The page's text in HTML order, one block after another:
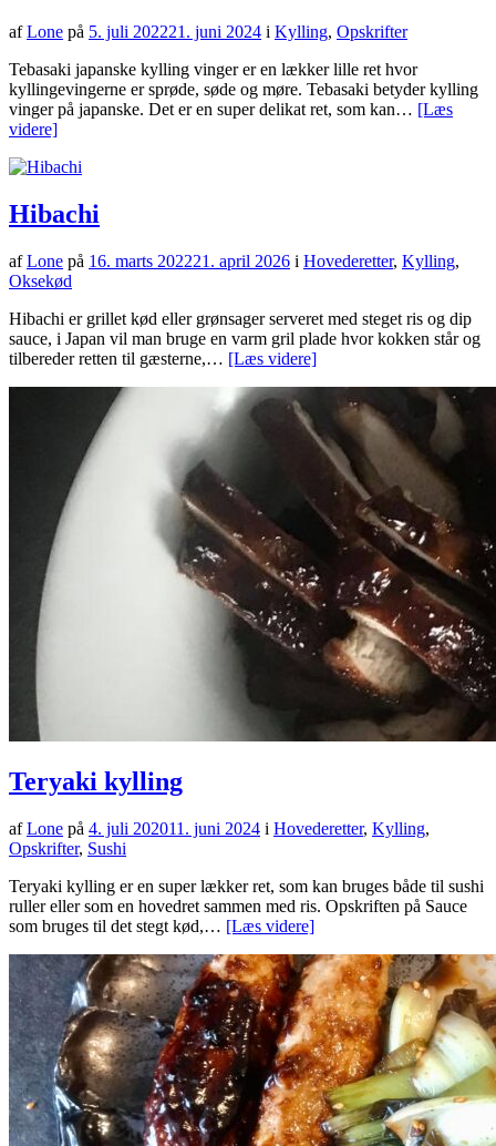
afLone på 5. juli 202221. juni 2024 i Kylling, Opskrifter
Tebasaki japanske kylling vinger er en lækker lille ret hvor
kyllingevingerne er sprøde, søde og møre. Tebasaki betyder kylling
vinger på japanske. Det er en super delikat ret, som kan… [Læs
videre]
Hibachi
afLone på 16. marts 202221. april 2026 i Hovederetter, Kylling,
Oksekød
Hibachi er grillet kød eller grønsager serveret med steget ris og dip
sauce, i Japan vil man bruge en varm gril plade hvor kokken står og
tilbereder retten til gæsterne,… [Læs videre]
Teryaki kylling
afLone på 4. juli 202011. juni 2024 i Hovederetter, Kylling,
Opskrifter, Sushi
Teryaki kylling er en super lækker ret, som kan bruges både til sushi
ruller eller som en hovedret sammen med ris. Opskriften på Sauce
som bruges til det stegt kød,… [Læs videre]